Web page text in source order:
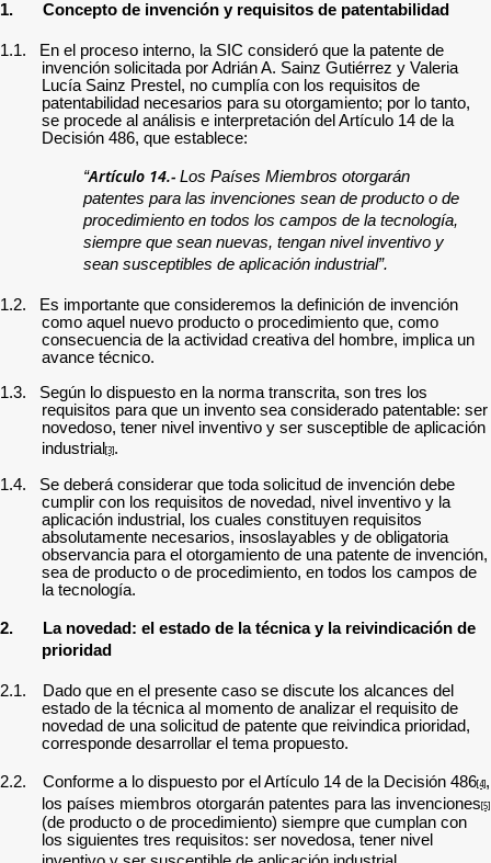
1. Concepto de invención y requisitos de patentabilidad
1.1.
En el proceso interno, la SIC consideró que la patente de
invención solicitada porAdrián A. Sainz Gutiérrez y Valeria
Lucía Sainz Prestel, no cumplía con los requisitos de
patentabilidad necesarios para su otorgamiento; por lo tanto,
se procede al análisis e interpretación del Artículo 14 de la
Decisión 486, que establece:
“Artículo 14.-Los Países Miembros otorgarán
patentes para las invenciones sean de producto o de
procedimiento en todos los campos de la tecnología,
siempre que sean nuevas, tengan nivel inventivo y
sean susceptibles de aplicación industrial”.
1.2.
Es importante que consideremos la definición de invención
como aquel nuevo producto o procedimiento que, como
consecuencia de la actividad creativa del hombre, implica un
avance técnico.
1.3.
Según lo dispuesto en la norma transcrita, son tres los
requisitos para que un invento sea considerado patentable: ser
novedoso, tener nivel inventivo y ser susceptible de aplicación
industrial [3].
1.4.
Se deberá considerar que toda solicitud de invención debe
cumplir con los requisitos de novedad, nivel inventivo y la
aplicación industrial, los cuales constituyen requisitos
absolutamente necesarios, insoslayables y de obligatoria
observancia para el otorgamiento de una patente de invención,
sea de producto o de procedimiento, en todos los campos de
la tecnología.
2.
La novedad: el estado de la técnica y la reivindicación de
prioridad
2.1.
Dado que en el presente caso se discute los alcances del
estado de la técnica al momento de analizar el requisito de
novedad de una solicitud de patente que reivindica prioridad,
corresponde desarrollar el tema propuesto.
2.2. Conforme a lo dispuesto por el Artículo 14 de la Decisión 486[4],
los países miembros otorgarán patentes para las invenciones[5]
(de producto o de procedimiento) siempre que cumplan con
los siguientes tres requisitos: ser novedosa, tener nivel